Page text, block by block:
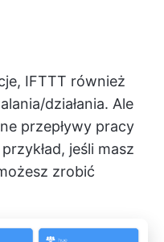
IFTTT również
działania. Ale
przepływy pracy
jeśli masz
zrobić